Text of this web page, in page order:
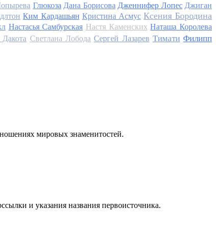
Глюкоза Дана Борисова Дженнифер Лопес Джиган
Ким Кардашьян Кристина Асмус Ксения Бородина
Настасья Самбурская Настя Каменских Наташа Королева
Светлана Лобода Сергей Лазарев Тимати Филипп
мировых знаменитостей.
и указания названия первоисточника.